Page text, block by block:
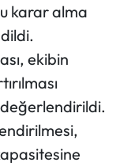
karar alma
ekibin
değerlendirildi.